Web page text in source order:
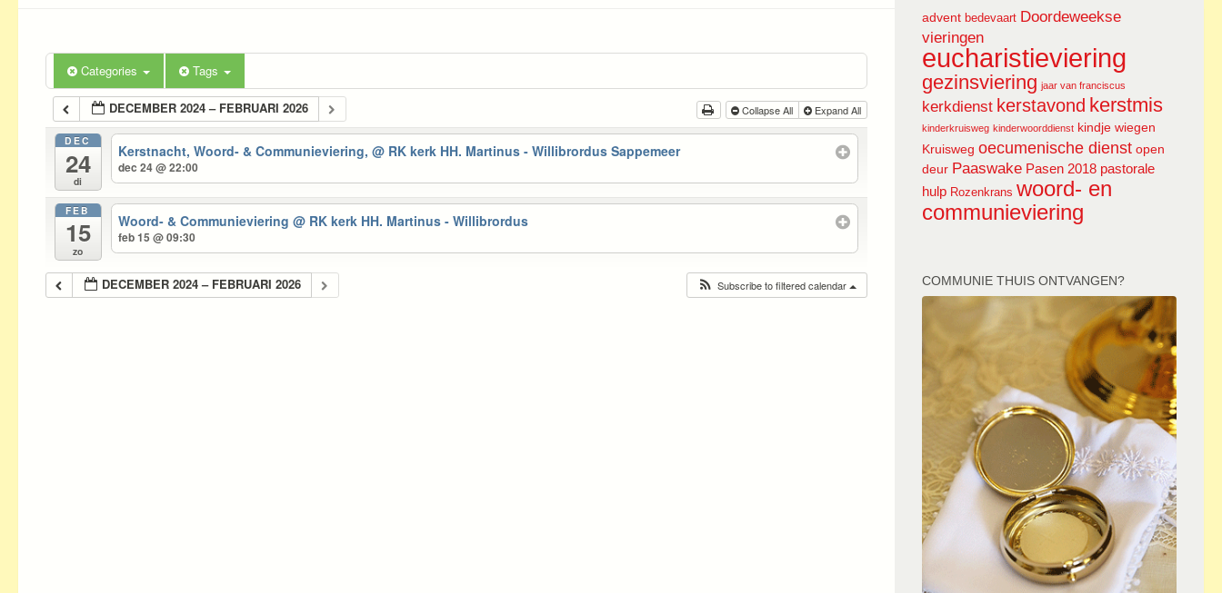
Categories Tags
DECEMBER 2024 – FEBRUARI 2026 Collapse All Expand All
DEC
24
di
Kerstnacht, Woord- & Communieviering,@ RK kerk HH. Martinus - Willibrordus Sappemeer
dec 24 @ 22:00
FEB
15
zo
Woord- & Communieviering@ RK kerk HH. Martinus - Willibrordus
feb 15 @ 09:30
DECEMBER 2024 – FEBRUARI 2026 Subscribe to filtered calendar
advent bedevaart Doordeweekse
vieringen
eucharistieviering
gezinsviering jaar van franciscus
kerkdienst kerstavond kerstmis
kinderkruisweg kinderwoorddienst kindje wiegen
Kruisweg oecumenische dienst open
deur Paaswake Pasen 2018 pastorale
hulp Rozenkrans woord- en
communieviering
COMMUNIE THUIS ONTVANGEN?